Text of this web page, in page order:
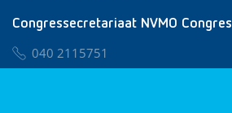
Congressecretariaat NVMO Congres
040 2115751